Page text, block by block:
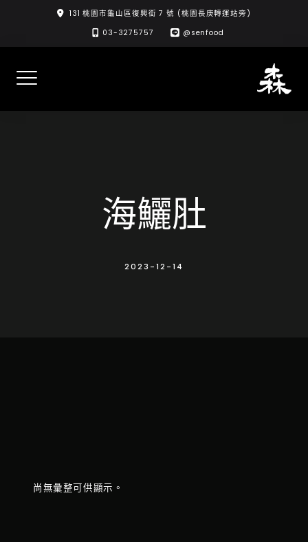
content
131 桃園市龜山區復興街 7 號 (桃園長庚轉運站旁)
03-3275757
@senfood
海鱺肚
2023-12-14
尚無彙整可供顯示。